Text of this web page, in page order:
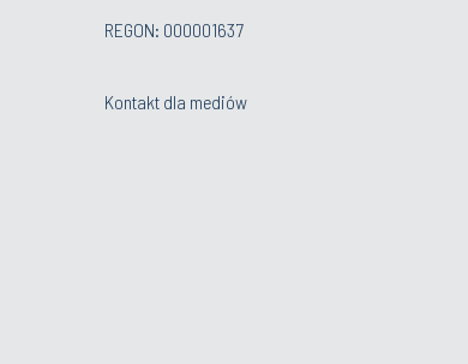
REGON: 000001637
Kontakt dla mediów